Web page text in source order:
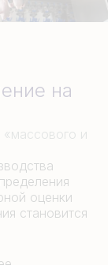
на
и
оценки
становится